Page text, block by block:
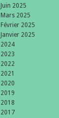
Juin 2025
Mars 2025
Février 2025
Janvier 2025
2024
2023
2022
2021
2020
2019
2018
2017